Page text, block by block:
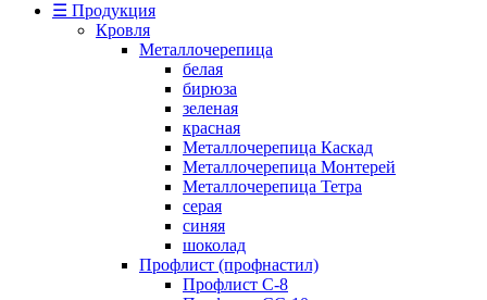
☰ Продукция
Кровля
Металлочерепица
белая
бирюза
зеленая
красная
Металлочерепица Каскад
Металлочерепица Монтерей
Металлочерепица Тетра
серая
синяя
шоколад
Профлист (профнастил)
Профлист С-8